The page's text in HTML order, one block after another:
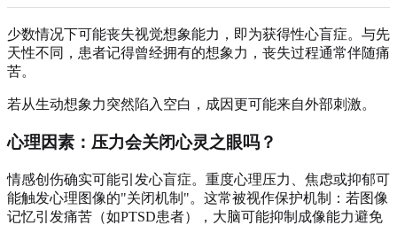
少数情况下可能丧失视觉想象能力，即为获得性心盲症。与先
天性不同，患者记得曾经拥有的想象力，丧失过程通常伴随痛
苦。
若从生动想象力突然陷入空白，成因更可能来自外部刺激。
心理因素：压力会关闭心灵之眼吗？
情感创伤确实可能引发心盲症。重度心理压力、焦虑或抑郁可
能触发心理图像的"关闭机制"。这常被视作保护机制：若图像
记忆引发痛苦（如PTSD患者），大脑可能抑制成像能力避免